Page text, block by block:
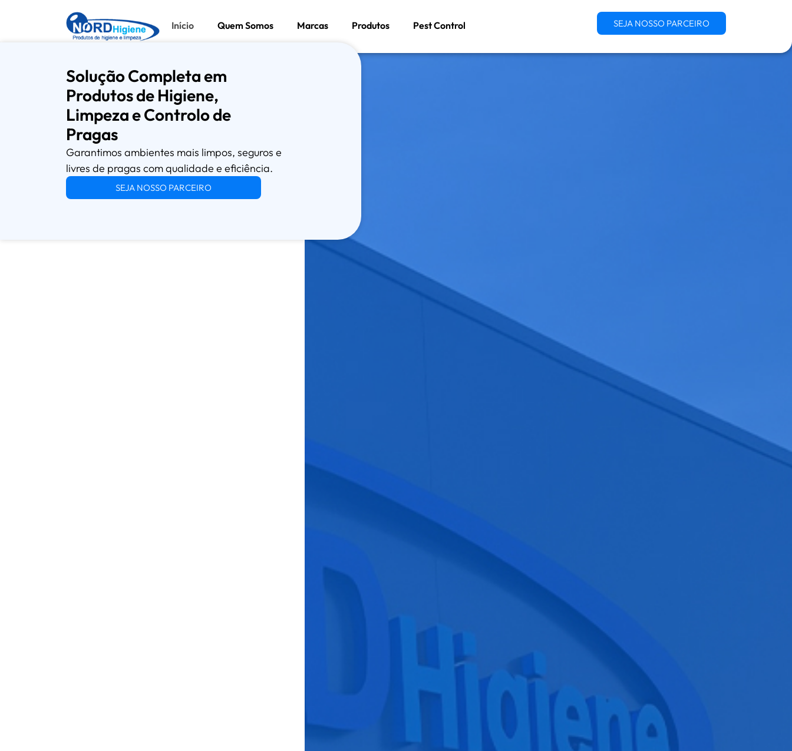
Início Quem Somos Marcas Produtos Pest Control SEJA NOSSO PARCEIRO
Solução Completa em
Produtos de Higiene,
Limpeza e Controlo de
Pragas
Garantimos ambientes mais limpos, seguros e
livres de pragas com qualidade e eficiência.
SEJA NOSSO PARCEIRO